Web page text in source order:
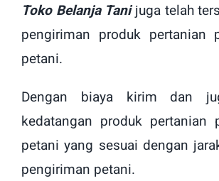
Toko Belanja Tanijuga telah
pengiriman produk pertanian
petani.
Dengan biaya kirim dan
kedatangan produk pertanian
petani yang sesuai dengan
pengiriman petani.